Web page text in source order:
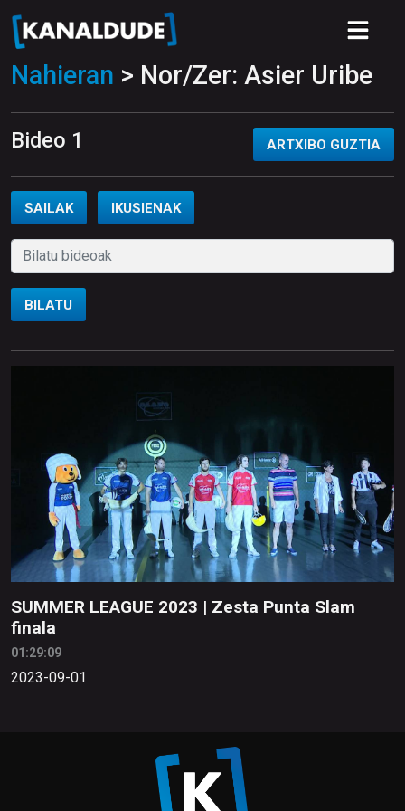
Nahieran > Nor/Zer: Asier Uribe
Bideo 1 ARTXIBO GUZTIA
SAILAK IKUSIENAK
BILATU
SUMMER LEAGUE 2023 | Zesta Punta Slam
finala
01:29:09
2023-09-01